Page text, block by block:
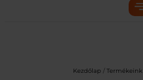
Kezdőlap / Termékeink